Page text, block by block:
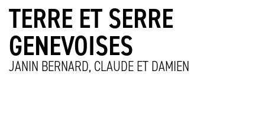
TERRE ET SERRE
GENEVOISES
JANIN BERNARD, CLAUDE ET DAMIEN